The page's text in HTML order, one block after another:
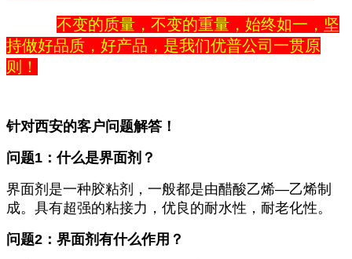
不变的质量，不变的重量，始终如一，坚
持做好品质，好产品，是我们优普公司一贯原
则！
针对西安的客户问题解答！
问题1：什么是界面剂？
界面剂是一种胶粘剂，一般都是由醋酸乙烯―乙烯制
成。具有超强的粘接力，优良的耐水性，耐老化性。
问题2：界面剂有什么作用？